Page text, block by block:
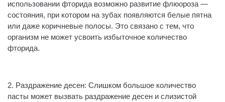
использовании фторида возможно развитие флюороза —
состояния, при котором на зубах появляются белые пятна
или даже коричневые полосы. Это связано с тем, что
организм не может усвоить избыточное количество
фторида.
2. Раздражение десен: Слишком большое количество
пасты может вызвать раздражение десен и слизистой